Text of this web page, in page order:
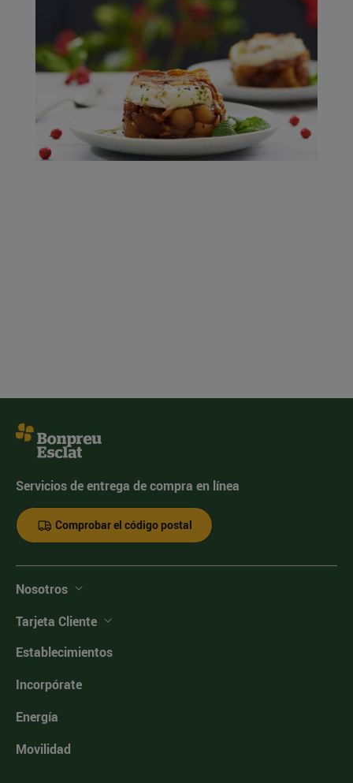
Servicios de entrega de compra en línea
Comprobar el código postal
Nosotros
Tarjeta Cliente
Establecimientos
Incorpórate
Energía
Movilidad